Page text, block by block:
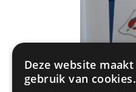
Deze website maakt
gebruik van cookies.